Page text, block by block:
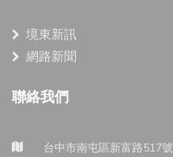
境東新訊
網路新聞
聯絡我們
台中市南屯區新富路517號